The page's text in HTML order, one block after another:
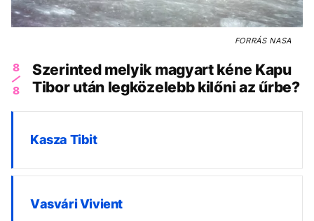
FORRÁSNASA
8
8
Szerinted melyik magyart kéne Kapu
Tibor után legközelebb kilőni az űrbe?
Kasza Tibit
Vasvári Vivient